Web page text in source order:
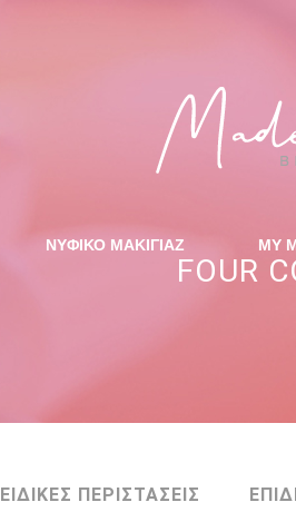
NYΦΙΚΟ ΜΑΚΙΓΙΑΖ MY
FOUR
ΕΙΔΙΚΕΣ ΠΕΡΙΣΤΑΣΕΙΣ